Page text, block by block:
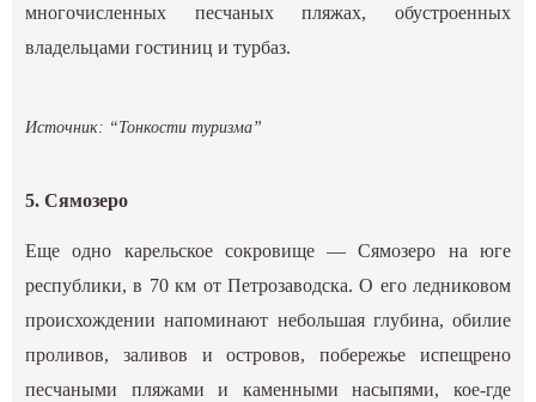
многочисленных песчаных пляжах, обустроенных
владельцами гостиниц и турбаз.
Источник: “Тонкости туризма”
5. Сямозеро
Еще одно карельское сокровище — Сямозеро на юге
республики, в 70 км от Петрозаводска. О его ледниковом
происхождении напоминают небольшая глубина, обилие
проливов, заливов и островов, побережье испещрено
песчаными пляжами и каменными насыпями, кое-где